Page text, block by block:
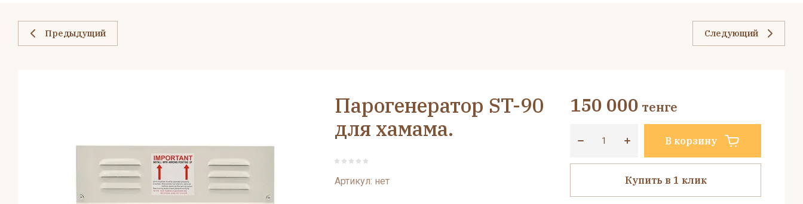
Предыдущий Следующий
Парогенератор ST-90
для хамама.
Артикул: нет
150 000 тенге
В корзину
Купить в 1 клик